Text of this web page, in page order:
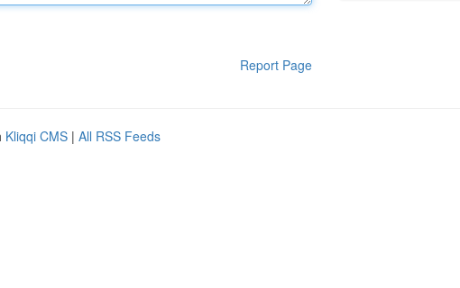
Report Page
Kliqqi CMS | All RSS Feeds